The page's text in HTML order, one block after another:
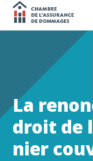
CONTENU
Chambre
de
La
droit de
nier